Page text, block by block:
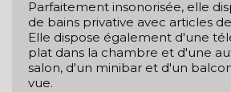
Parfaitement insonorisée, elle
de bains privative avec articles
Elle dispose également d'une
plat dans la chambre et d'une
salon, d'un minibar et d'un
vue.